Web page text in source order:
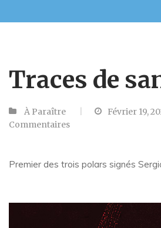
Traces de
À Paraître Février 19,
Commentaires
Premier des trois polars signés